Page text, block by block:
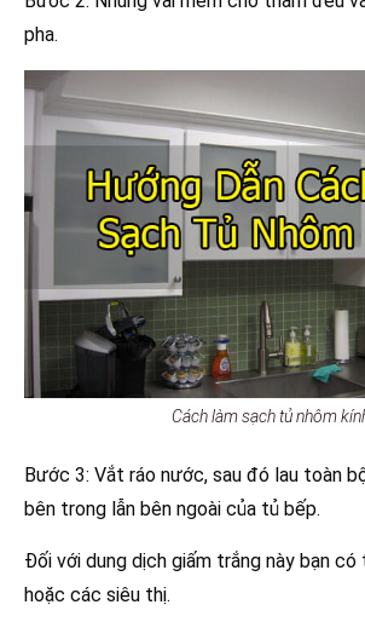
pha.
Cách làm sạch tủ nhôm
Bước 3: Vắt ráo nước, sau đó lau toàn
bên trong lẫn bên ngoài của tủ bếp.
Đối với dung dịch giấm trắng này bạn
hoặc các siêu thị.